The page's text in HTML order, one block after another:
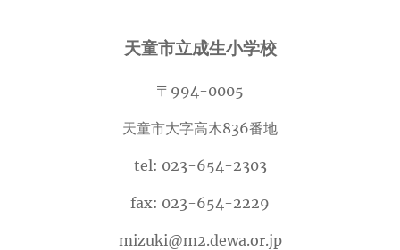
天童市立成生小学校
〒994-0005
天童市大字高木836番地
tel: 023-654-2303
fax: 023-654-2229
mizuki@m2.dewa.or.jp